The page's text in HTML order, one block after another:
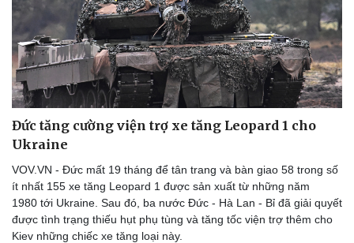
Đức tăng cường viện trợ xe tăng Leopard 1 cho
Ukraine
VOV.VN - Đức mất 19 tháng để tân trang và bàn giao 58 trong số
ít nhất 155 xe tăng Leopard 1 được sản xuất từ những năm
1980 tới Ukraine. Sau đó, ba nước Đức - Hà Lan - Bỉ đã giải quyết
được tình trạng thiếu hụt phụ tùng và tăng tốc viện trợ thêm cho
Kiev những chiếc xe tăng loại này.